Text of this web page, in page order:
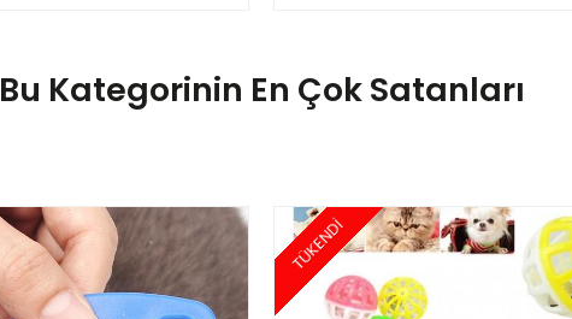
Bu Kategorinin En Çok Satanları
TÜKENDİ